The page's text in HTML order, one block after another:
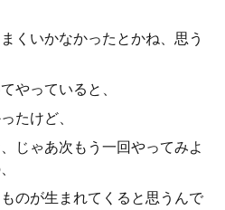
くいかなかったとかね、思う
やっていると、
たけど、
じゃあ次もう一回やってみよ
のが生まれてくると思うんで